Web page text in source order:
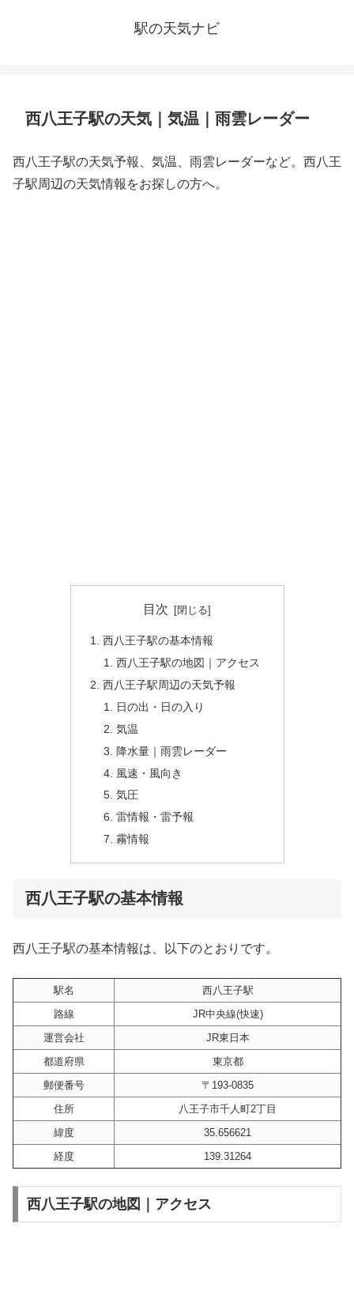
駅の天気ナビ
西八王子駅の天気｜気温｜雨雲レーダー
西八王子駅の天気予報、気温、雨雲レーダーなど。西八王
子駅周辺の天気情報をお探しの方へ。
目次
西八王子駅の基本情報
西八王子駅の地図｜アクセス
西八王子駅周辺の天気予報
日の出・日の入り
気温
降水量｜雨雲レーダー
風速・風向き
気圧
雷情報・雷予報
霧情報
西八王子駅の基本情報
西八王子駅の基本情報は、以下のとおりです。
駅名
西八王子駅
路線
JR中央線(快速)
運営会社
JR東日本
都道府県
東京都
郵便番号
〒193-0835
住所
八王子市千人町2丁目
緯度
35.656621
経度
139.31264
西八王子駅の地図｜アクセス